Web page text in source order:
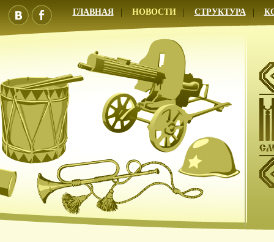
ГЛАВНАЯ НОВОСТИ СТРУКТУРА